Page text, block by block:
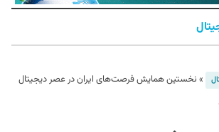
» نخستین همایش فرصت‌های ایران در عصر دیجیتال